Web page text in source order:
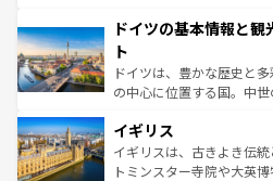
せる。地方によって風土
ンテンツ一覧 を参照してほ
で、幅広い魅力が詰まっ
聖堂、美しいビーチ、そ
から魅了する。また、フ
れ、フランス料理はユネ
香り高いラベンダー畑など
らに、パリ以外の地域に
も豊かな歴史と文化が息
ドイツの基本情報と
ト
ドイツは、豊かな歴史と
の中心に位置する国。中
顔を持つこの国は、どこを
ルリンの文化的活気、バ
してライン川沿いのワイ
イギリス
イギリスは、古きよき伝
トミンスター寺院や大英